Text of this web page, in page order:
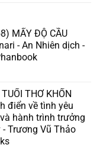
MẤY ĐỘ CẦU
- An Nhiên dịch -
₫.
THƠ KHỐN
điển về tình yêu
hành trình trưởng
Trương Vũ Thảo